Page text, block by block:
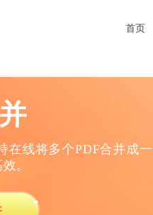
首页
在线将多个PDF合并成
。